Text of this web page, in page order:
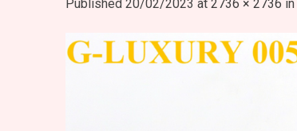
Published 20/02/2023 at 2736 × 2736 in